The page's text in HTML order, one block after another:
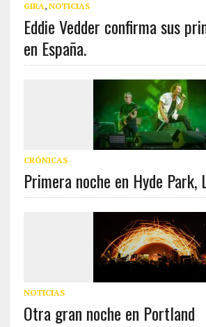
GIRA, NOTICIAS
Eddie Vedder confirma sus
en España.
CRÓNICAS
Primera noche en Hyde Park,
NOTICIAS
Otra gran noche en Portland